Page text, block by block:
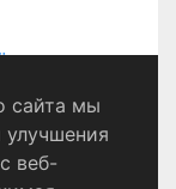
сайта мы
веб-